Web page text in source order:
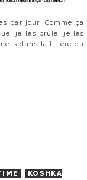
par jour. Comme ça
je les brûle, je les
dans la litière du
KOSHKA